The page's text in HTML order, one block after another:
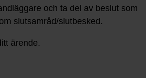
och ta del av beslut som
slutsamråd/slutbesked.
ärende.